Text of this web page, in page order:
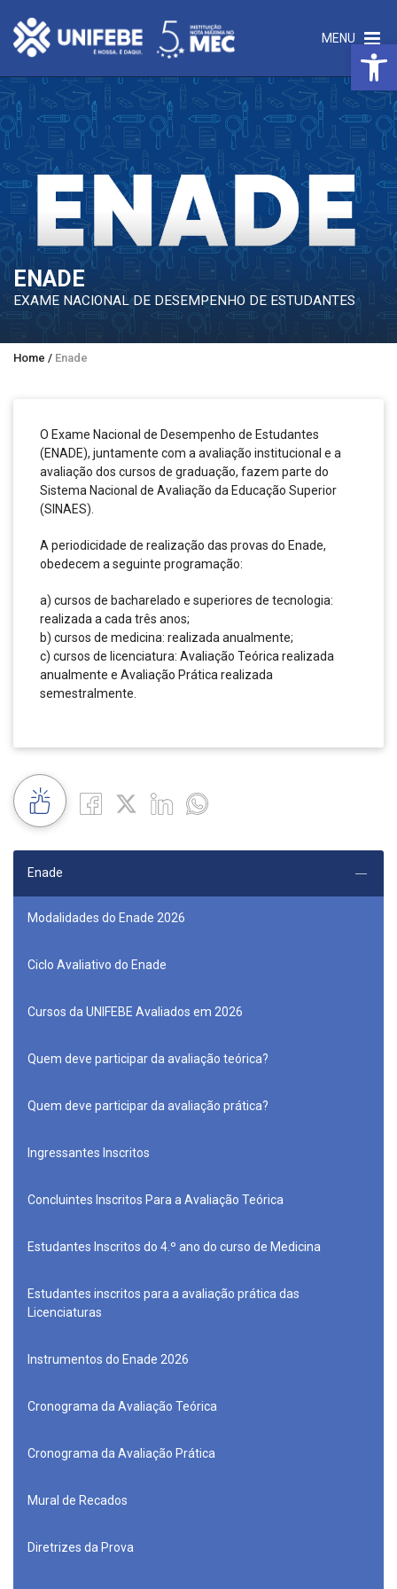
MENU
ENADE
EXAME NACIONAL DE DESEMPENHO DE ESTUDANTES
Home / Enade
O Exame Nacional de Desempenho de Estudantes
(ENADE), juntamente com a avaliação institucional e a
avaliação dos cursos de graduação, fazem parte do
Sistema Nacional de Avaliação da Educação Superior
(SINAES).
A periodicidade de realização das provas do Enade,
obedecem a seguinte programação:
a) cursos de bacharelado e superiores de tecnologia:
realizada a cada três anos;
b) cursos de medicina: realizada anualmente;
c) cursos de licenciatura: Avaliação Teórica realizada
anualmente e Avaliação Prática realizada
semestralmente.
Enade
Modalidades do Enade 2026
Ciclo Avaliativo do Enade
Cursos da UNIFEBE Avaliados em 2026
Quem deve participar da avaliação teórica?
Quem deve participar da avaliação prática?
Ingressantes Inscritos
Concluintes Inscritos Para a Avaliação Teórica
Estudantes Inscritos do 4.º ano do curso de Medicina
Estudantes inscritos para a avaliação prática das
Licenciaturas
Instrumentos do Enade 2026
Cronograma da Avaliação Teórica
Cronograma da Avaliação Prática
Mural de Recados
Diretrizes da Prova